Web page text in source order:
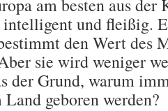
am besten aus der
und fleißig.
den Wert des
sie wird weniger
der Grund, warum
geboren werden?